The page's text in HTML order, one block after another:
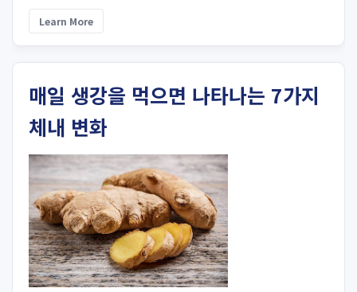
Learn More
매일 생강을 먹으면 나타나는 7가지
체내 변화